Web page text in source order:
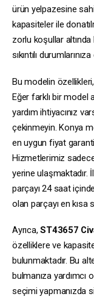
ürün yelpazesine
kapasiteler ile
zorlu koşullar
sıkıntılı
Bu modelin
Eğer farklı bir model
yardım ihtiyacınız
çekinmeyin. Konya
en uygun fiyat
Hizmetlerimiz sadece
yerine ulaşmaktadır.
parçayı 24 saat
olan parçayı en kısa
Ayrıca,ST43657
özelliklere ve
bulunmaktadır. Bu
bulmanıza yardımcı
seçimi yapmanızda